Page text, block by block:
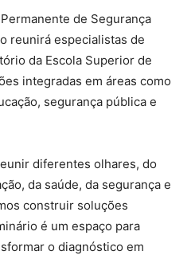
de Segurança
reunirá especialistas de
da Escola Superior de
integradas em áreas como
segurança pública e
diferentes olhares, do
da saúde, da segurança e
construir soluções
é um espaço para
o diagnóstico em